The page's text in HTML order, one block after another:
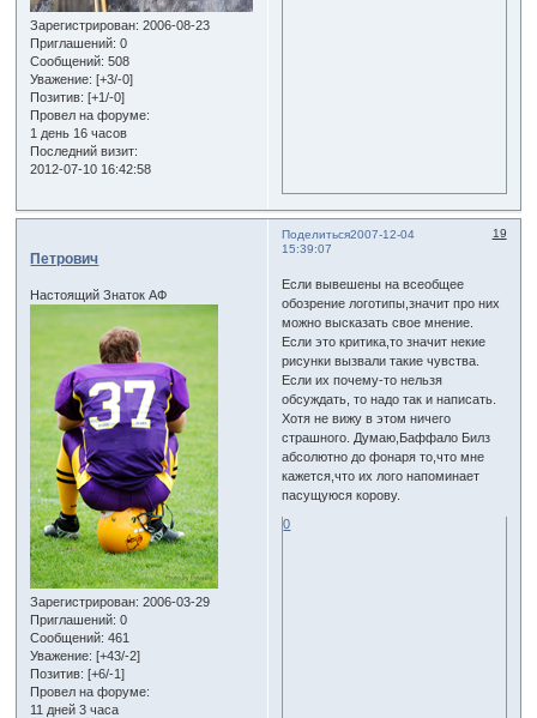
Зарегистрирован: 2006-08-23
Приглашений: 0
Сообщений: 508
Уважение: [+3/-0]
Позитив: [+1/-0]
Провел на форуме:
1 день 16 часов
Последний визит:
2012-07-10 16:42:58
Поделиться 19
2007-12-04
15:39:07
Петрович
Настоящий Знаток АФ
Зарегистрирован: 2006-03-29
Приглашений: 0
Сообщений: 461
Уважение: [+43/-2]
Позитив: [+6/-1]
Провел на форуме:
11 дней 3 часа
Если вывешены на всеобщее
обозрение логотипы,значит про них
можно высказать свое мнение.
Если это критика,то значит некие
рисунки вызвали такие чувства.
Если их почему-то нельзя
обсуждать, то надо так и написать.
Хотя не вижу в этом ничего
страшного. Думаю,Баффало Билз
абсолютно до фонаря то,что мне
кажется,что их лого напоминает
пасущуюся корову.
0